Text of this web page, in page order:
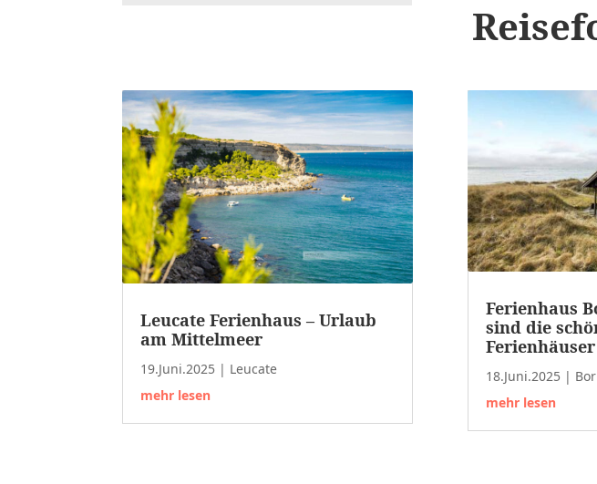
Leucate Ferienhaus – Urlaub
am Mittelmeer
19.Juni.2025 | Leucate
mehr lesen
Ferienhaus
sind die
Ferienhäuser
18.Juni.2025|
mehr lesen